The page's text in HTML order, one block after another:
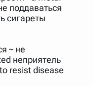
поддаваться
сигареты
~ не
неприятель
resist disease